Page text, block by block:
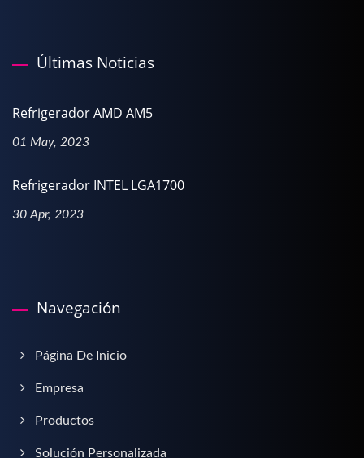
Últimas Noticias
Refrigerador AMD AM5
01 May, 2023
Refrigerador INTEL LGA1700
30 Apr, 2023
Navegación
Página De Inicio
Empresa
Productos
Solución Personalizada